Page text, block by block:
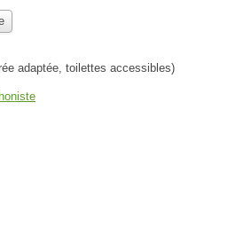
adaptée, toilettes accessibles)